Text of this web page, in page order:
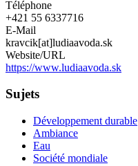
Téléphone
+421 55 6337716
E-Mail
kravcik[at]ludiaavoda.sk
Website/URL
https://www.ludiaavoda.sk
Sujets
Développement durable
Ambiance
Eau
Société mondiale